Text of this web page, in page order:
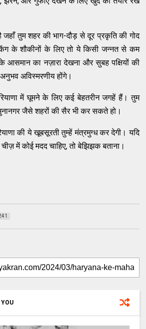
तुम शहर की भाग-दौड़ से दूर प्रकृति की गोद
के शौकीनों के लिए तो ये किसी जन्नत से कम
आसमान का नज़ारा देखना और सुबह पक्षियों की
अविस्मरणीय होंगे।
में घूमने के लिए कई बेहतरीन जगहें हैं। तुम
जैसे शहरों की सैर भी कर सकते हो।
की ये खूबसूरती तुम्हें मंत्रमुग्ध कर देगी। यदि
में कोई मदद चाहिए, तो बेझिझक बताना।